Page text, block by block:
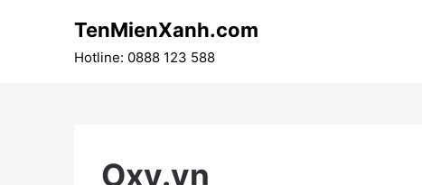
TenMienXanh.com
Hotline: 0888 123 588
Oxy.vn